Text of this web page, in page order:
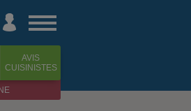
AVIS
CUISINISTES